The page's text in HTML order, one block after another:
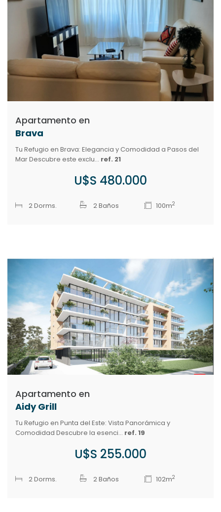
Apartamento en
Brava
Tu Refugio en Brava: Elegancia y Comodidad a Pasos del
Mar Descubre este exclu... ref. 21
U$S 480.000
2 Dorms. 2 Baños 100m2
Apartamento en
Aidy Grill
Tu Refugio en Punta del Este: Vista Panorámica y
Comodidad Descubre la esenci... ref. 19
U$S 255.000
2 Dorms. 2 Baños 102m2